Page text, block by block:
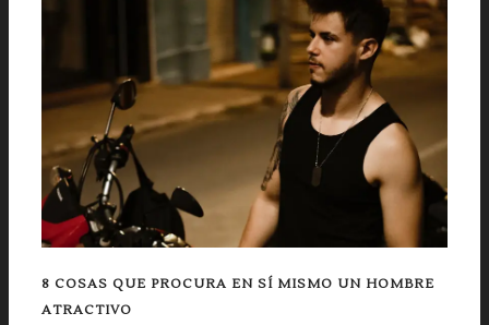
8 COSAS QUE PROCURA EN SÍ MISMO UN HOMBRE
ATRACTIVO